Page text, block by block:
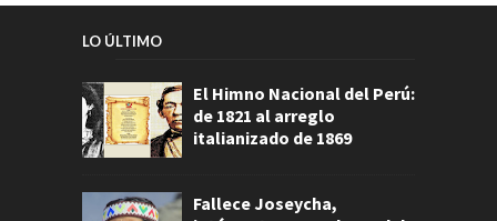
LO ÚLTIMO
El Himno Nacional del Perú:
de 1821 al arreglo
italianizado de 1869
Fallece Joseycha,